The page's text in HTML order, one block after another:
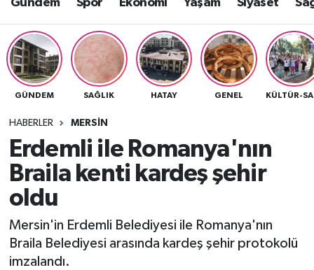
Gündem Spor Ekonomi Yaşam Siyaset
GÜNDEM SAĞLIK HATAY GENEL
HABERLER MERSIN
Erdemli ile Romanya'nın
Braila kenti kardeş şehir
oldu
Mersin'in Erdemli Belediyesi ile Romanya'nın
Braila Belediyesi arasında kardeş şehir protokolü
imzalandı.
Ekonomi
Gündem
Sağlık
Siyaset
Teknoloji
Trafik Durumu
Süper Lig Puan Durumu ve Fikstür
Son Dakika Haberleri
Haber Arşivi